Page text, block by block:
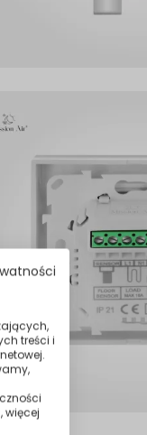
treści i
więcej